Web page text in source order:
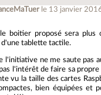
le 13 janvier
boitier proposé sera plus
tablette tactile.
l'initiative ne me saute pas
l'intérêt de faire sa propre
vu la taille des cartes
bien équipées et